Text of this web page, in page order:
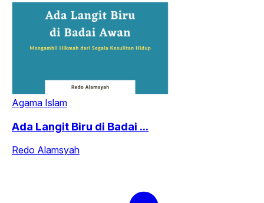
Agama Islam
Ada Langit Biru di Badai ...
Redo Alamsyah